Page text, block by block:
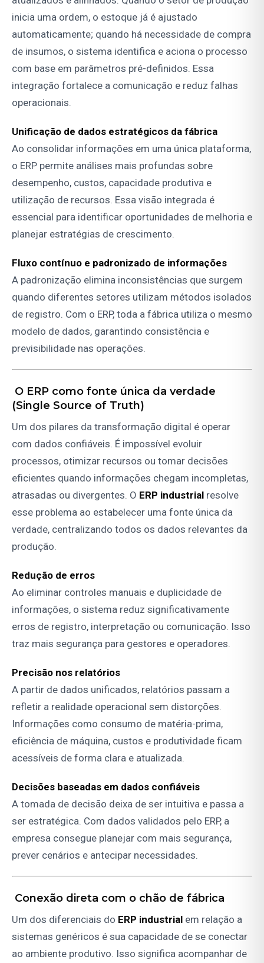
inicia uma ordem, o estoque já é ajustado
automaticamente; quando há necessidade de compra
de insumos, o sistema identifica e aciona o processo
com base em parâmetros pré-definidos. Essa
integração fortalece a comunicação e reduz falhas
operacionais.
Unificação de dados estratégicos da fábrica
Ao consolidar informações em uma única plataforma,
o ERP permite análises mais profundas sobre
desempenho, custos, capacidade produtiva e
utilização de recursos. Essa visão integrada é
essencial para identificar oportunidades de melhoria e
planejar estratégias de crescimento.
Fluxo contínuo e padronizado de informações
A padronização elimina inconsistências que surgem
quando diferentes setores utilizam métodos isolados
de registro. Com o ERP, toda a fábrica utiliza o mesmo
modelo de dados, garantindo consistência e
previsibilidade nas operações.
O ERP como fonte única da verdade
(Single Source of Truth)
Um dos pilares da transformação digital é operar
com dados confiáveis. É impossível evoluir
processos, otimizar recursos ou tomar decisões
eficientes quando informações chegam incompletas,
atrasadas ou divergentes. O ERP industrial resolve
esse problema ao estabelecer uma fonte única da
verdade, centralizando todos os dados relevantes da
produção.
Redução de erros
Ao eliminar controles manuais e duplicidade de
informações, o sistema reduz significativamente
erros de registro, interpretação ou comunicação. Isso
traz mais segurança para gestores e operadores.
Precisão nos relatórios
A partir de dados unificados, relatórios passam a
refletir a realidade operacional sem distorções.
Informações como consumo de matéria-prima,
eficiência de máquina, custos e produtividade ficam
acessíveis de forma clara e atualizada.
Decisões baseadas em dados confiáveis
A tomada de decisão deixa de ser intuitiva e passa a
ser estratégica. Com dados validados pelo ERP, a
empresa consegue planejar com mais segurança,
prever cenários e antecipar necessidades.
Conexão direta com o chão de fábrica
Um dos diferenciais do ERP industrial em relação a
sistemas genéricos é sua capacidade de se conectar
ao ambiente produtivo. Isso significa acompanhar de